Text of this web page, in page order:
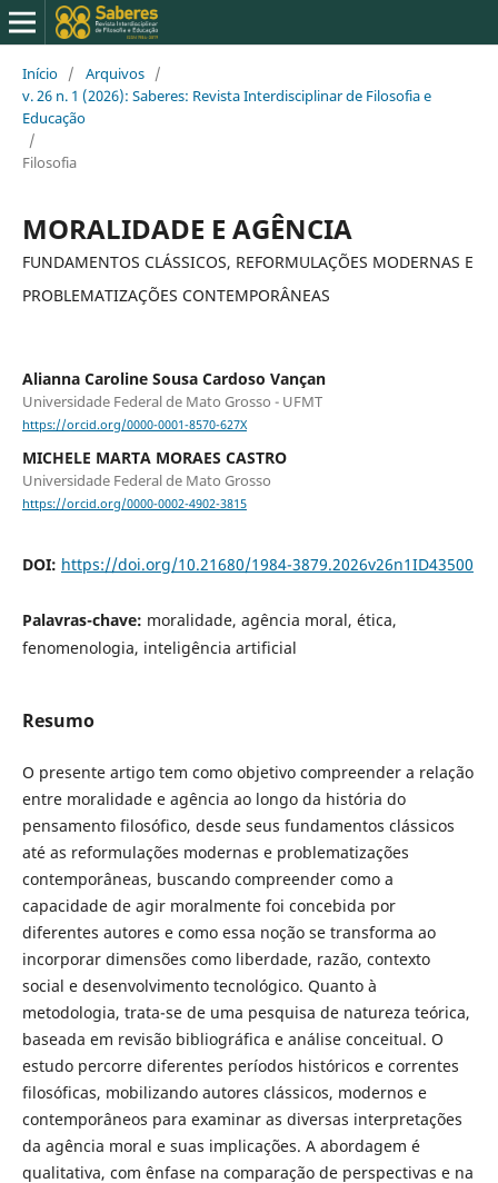
Início / Arquivos /
v. 26 n. 1 (2026): Saberes: Revista Interdisciplinar de Filosofia e
Educação
/
Filosofia
MORALIDADE E AGÊNCIA
FUNDAMENTOS CLÁSSICOS, REFORMULAÇÕES MODERNAS E
PROBLEMATIZAÇÕES CONTEMPORÂNEAS
Alianna Caroline Sousa Cardoso Vançan
Universidade Federal de Mato Grosso - UFMT
https://orcid.org/0000-0001-8570-627X
MICHELE MARTA MORAES CASTRO
Universidade Federal de Mato Grosso
https://orcid.org/0000-0002-4902-3815
DOI: https://doi.org/10.21680/1984-3879.2026v26n1ID43500
Palavras-chave: moralidade, agência moral, ética,
fenomenologia, inteligência artificial
Resumo
O presente artigo tem como objetivo compreender a relação
entre moralidade e agência ao longo da história do
pensamento filosófico, desde seus fundamentos clássicos
até as reformulações modernas e problematizações
contemporâneas, buscando compreender como a
capacidade de agir moralmente foi concebida por
diferentes autores e como essa noção se transforma ao
incorporar dimensões como liberdade, razão, contexto
social e desenvolvimento tecnológico. Quanto à
metodologia, trata-se de uma pesquisa de natureza teórica,
baseada em revisão bibliográfica e análise conceitual. O
estudo percorre diferentes períodos históricos e correntes
filosóficas, mobilizando autores clássicos, modernos e
contemporâneos para examinar as diversas interpretações
da agência moral e suas implicações. A abordagem é
qualitativa, com ênfase na comparação de perspectivas e na